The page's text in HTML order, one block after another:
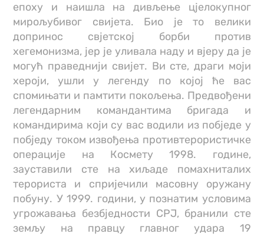
епоху и наишла на дивљење цјелокупног
мирољубивог свијета. Био је то велики
допринос свјетској борби против
хегемонизма, јер је уливала наду и вјеру да је
могућ праведнији свијет. Ви сте, драги моји
хероји, ушли у легенду по којој ће вас
спомињати и памтити покољења. Предвођени
легендарним командантима бригада и
командирима који су вас водили из побједе у
побједу током извођења противтерористичке
операције на Космету 1998. године,
зауставили сте на хиљаде помахниталих
терориста и спријечили масовну оружану
побуну. У 1999. години, у познатим условима
угрожавања безбједности СРЈ, бранили сте
земљу на правцу главног удара 19